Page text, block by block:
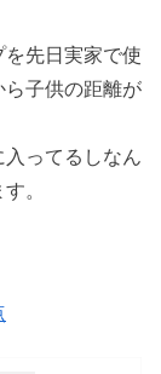
先日実家で使
ら子供の距離が
ってるしなん
。